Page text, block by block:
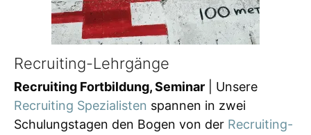
Recruiting-Lehrgänge
Recruiting Fortbildung, Seminar | Unsere
Recruiting Spezialisten spannen in zwei
Schulungstagen den Bogen von der Recruiting-